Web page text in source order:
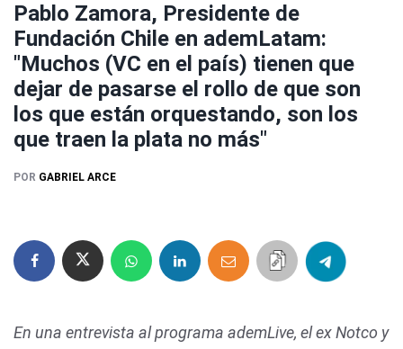
Pablo Zamora, Presidente de
Fundación Chile en ademLatam:
"Muchos (VC en el país) tienen que
dejar de pasarse el rollo de que son
los que están orquestando, son los
que traen la plata no más"
POR GABRIEL ARCE
En una entrevista al programa ademLive, el ex Notco y